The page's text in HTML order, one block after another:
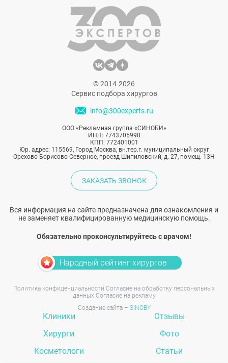
© 2014-2026
Сервис подбора хирургов
info@300experts.ru
ООО «Рекламная группа «СИНОБИ»
ИНН: 7743705998
КПП: 772401001
Юр. адрес: 115569, Город Москва, вн.тер.г. муниципальный округ
Орехово-Борисово Северное, проезд Шипиловский, д. 27, помещ. 13Н
ЗАКАЗАТЬ ЗВОНОК
Вся информация на сайте предназначена для ознакомления и
не заменяет квалифицированную медицинскую помощь.
Обязательно проконсультируйтесь с врачом!
Народный рейтинг хирургов
Политика конфиденциальности Согласие на обработку персональных
данных Согласие на рекламу
Создание сайта – SINOBY
Клиники
Хирурги
Косметологи
Отзывы
Фото
Статьи